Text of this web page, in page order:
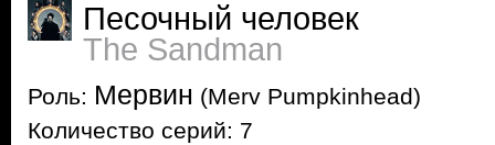
Песочный человек
The Sandman
Роль: Мервин (Merv Pumpkinhead)
Количество серий: 7